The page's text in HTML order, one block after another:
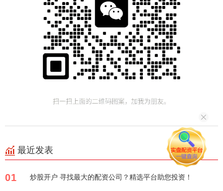
最近发表
01 炒股开户 寻找最大的配资公司？精选平台助您投资！